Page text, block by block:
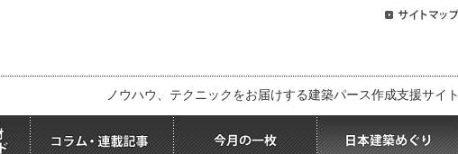
ノウハウ、テクニックをお届けする建築パース作成支援サイト